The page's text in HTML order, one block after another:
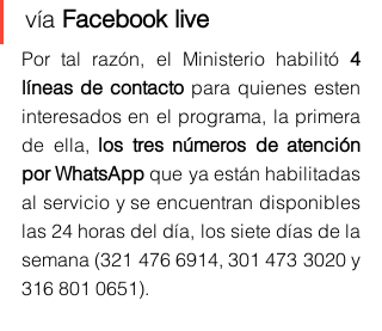
vía Facebook live
Por tal razón, el Ministerio habilitó 4
líneas de contacto para quienes esten
interesados en el programa, la primera
de ella, los tres números de atención
por WhatsApp que ya están habilitadas
al servicio y se encuentran disponibles
las 24 horas del día, los siete días de la
semana (321 476 6914, 301 473 3020 y
316 801 0651).